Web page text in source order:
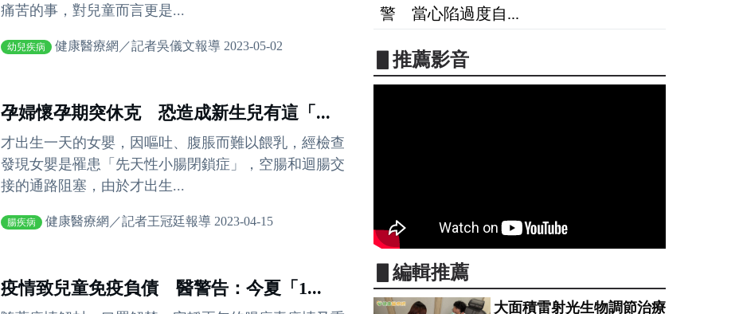
痛苦的事，對兒童而言更是...
幼兒疾病 健康醫療網／記者吳儀文報導 2023-05-02
孕婦懷孕期突休克 恐造成新生兒有這「...
才出生一天的女嬰，因嘔吐、腹脹而難以餵乳，經檢查
發現女嬰是罹患「先天性小腸閉鎖症」，空腸和迴腸交
接的通路阻塞，由於才出生...
腸疾病 健康醫療網／記者王冠廷報導 2023-04-15
疫情致兒童免疫負債 醫警告：今夏「1...
警 當心陷過度自...
▋推薦影音
▋編輯推薦
大面積雷射光生物調節治療